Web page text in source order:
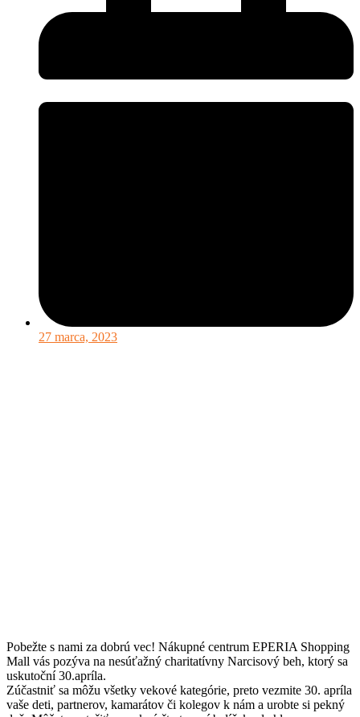
27 marca, 2023
Pobežte s nami za dobrú vec! Nákupné centrum EPERIA Shopping
Mall vás pozýva na nesúťažný charitatívny Narcisový beh, ktorý sa
uskutoční 30.apríla.
Zúčastniť sa môžu všetky vekové kategórie, preto vezmite 30. apríla
vaše deti, partnerov, kamarátov či kolegov k nám a urobte si pekný